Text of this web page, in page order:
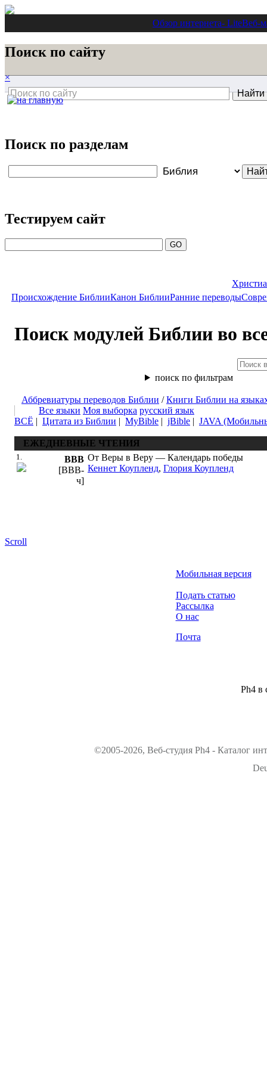
Обзор интернета- LiteВеб-
Поиск по сайту
×
Поиск по разделам
Тестируем сайт
Происхождение БиблииКанон БиблииРанние переводы
Поиск модулей Библии во
поиск по фильтрам
Аббревиатуры переводов Библии /Книги Библии на
Все языки Моя выборка русский язык
ВСЁ | Цитата из Библии | MyBible | jBible | JAVA
ЕЖЕДНЕВНЫЕ ЧТЕНИЯ
1.
ВВВ
[ВВВ-
ч]
От Веры в Веру — Календарь победы
Кеннет Коупленд, Глория Коупленд
Scroll
Мобильная версия
Подать статью
Рассылка
О нас
Почта
Ph4 в
©2005-2026, Веб-студия Ph4 - Каталог